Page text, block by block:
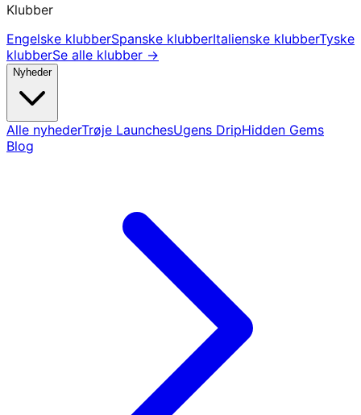
Klubber
Engelske klubberSpanske klubberItalienske klubberTyske
klubberSe alle klubber →
Nyheder
Alle nyhederTrøje LaunchesUgens DripHidden Gems
Blog